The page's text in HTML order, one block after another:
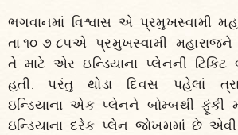
ભગવાનમાં વિશ્વાસ એ પ્રમુખસ્વામી
તા.૧૦-૭-૮૫એ પ્રમુખસ્વામી
તે માટે એર ઇન્ડિયાના પ્લેનની
હતી. પરંતુ થોડા દિવસ પહેલાં
ઇન્ડિયાના એક પ્લેનને બોમ્બથી
ઇન્ડિયાના દરેક પ્લેન જોખમમાં છે